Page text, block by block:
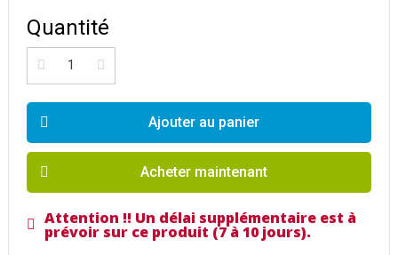
Quantité
Ajouter au panier
Acheter maintenant
Attention !! Un délai supplémentaire est à
prévoir sur ce produit (7 à 10 jours).